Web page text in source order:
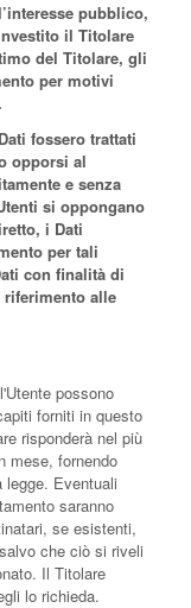
pubblico,
il Titolare
del Titolare, gli
per motivi
fossero trattati
opporsi al
e senza
si oppongano
i Dati
per tali
con finalità di
alle
possono
forniti in questo
risponderà nel più
mese, fornendo
legge. Eventuali
saranno
se esistenti,
che ciò si riveli
Il Titolare
lo richieda.